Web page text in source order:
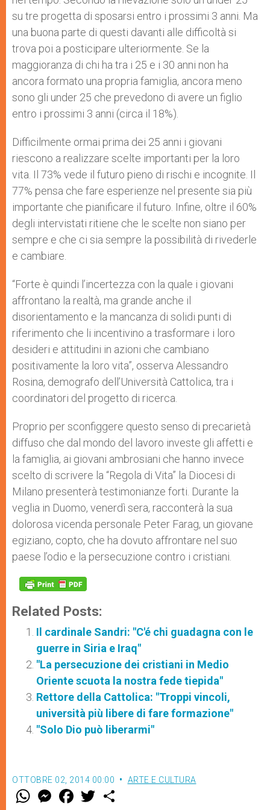
su tre progetta di sposarsi entro i prossimi 3 anni. Ma
una buona parte di questi davanti alle difficoltà si
trova poi a posticipare ulteriormente. Se la
maggioranza di chi ha tra i 25 e i 30 anni non ha
ancora formato una propria famiglia, ancora meno
sono gli under 25 che prevedono di avere un figlio
entro i prossimi 3 anni (circa il 18%).
Difficilmente ormai prima dei 25 anni i giovani
riescono a realizzare scelte importanti per la loro
vita. Il 73% vede il futuro pieno di rischi e incognite. Il
77% pensa che fare esperienze nel presente sia più
importante che pianificare il futuro. Infine, oltre il 60%
degli intervistati ritiene che le scelte non siano per
sempre e che ci sia sempre la possibilità di rivederle
e cambiare.
“Forte è quindi l’incertezza con la quale i giovani
affrontano la realtà, ma grande anche il
disorientamento e la mancanza di solidi punti di
riferimento che li incentivino a trasformare i loro
desideri e attitudini in azioni che cambiano
positivamente la loro vita”, osserva Alessandro
Rosina, demografo dell’Università Cattolica, tra i
coordinatori del progetto di ricerca.
Proprio per sconfiggere questo senso di precarietà
diffuso che dal mondo del lavoro investe gli affetti e
la famiglia, ai giovani ambrosiani che hanno invece
scelto di scrivere la “Regola di Vita” la Diocesi di
Milano presenterà testimonianze forti. Durante la
veglia in Duomo, venerdì sera, racconterà la sua
dolorosa vicenda personale Peter Farag, un giovane
egiziano, copto, che ha dovuto affrontare nel suo
paese l’odio e la persecuzione contro i cristiani.
Related Posts:
Il cardinale Sandri: "C'é chi guadagna con le
guerre in Siria e Iraq"
"La persecuzione dei cristiani in Medio
Oriente scuota la nostra fede tiepida"
Rettore della Cattolica: "Troppi vincoli,
università più libere di fare formazione"
"Solo Dio può liberarmi"
OTTOBRE 02, 2014 00:00 ARTE E CULTURA
W M
e
F
a w